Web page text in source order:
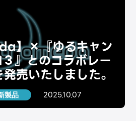
】×『ゆるキャン
』とのコラボレー
売いたしました。
製品 2025.10.07